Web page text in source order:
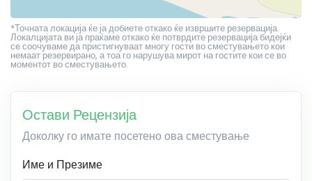
*Точната локација ќе ја добиете откако ќе извршите резервација.
Локалцијата ви ја праќаме откако ќе потврдите резервација бидејќи
се соочуваме да пристигнуваат многу гости во сместувањето кои
немаат резервирано, а тоа го нарушува мирот на гостите кои се во
моментот во сместувањето.
Остави Рецензија
Доколку го имате посетено ова сместување
Име и Презиме